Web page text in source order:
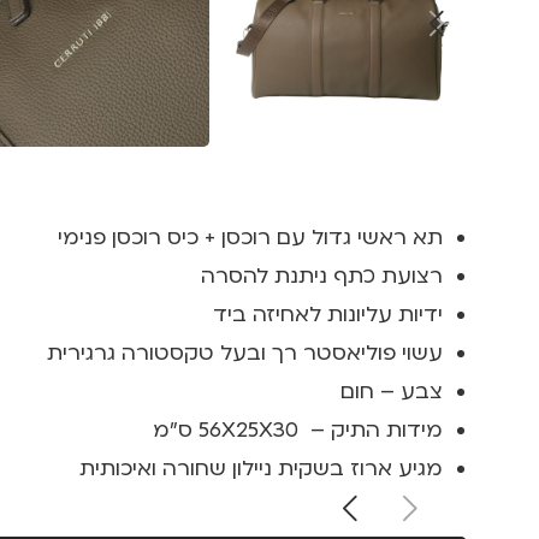
תא ראשי גדול עם רוכסן + כיס רוכסן פנימי
רצועת כתף ניתנת להסרה
ידיות עליונות לאחיזה ביד
עשוי פוליאסטר רך ובעל טקסטורה גרגירית
צבע – חום
מידות התיק – 56X25X30 ס"מ
מגיע ארוז בשקית ניילון שחורה ואיכותית